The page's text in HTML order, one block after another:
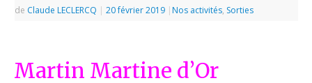
de Claude LECLERCQ | 20 février 2019 | Nos activités, Sorties
Martin Martine d’Or